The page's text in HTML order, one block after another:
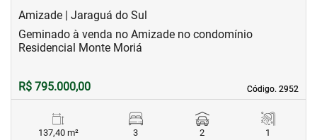
Amizade | Jaraguá do Sul
Código. 2952
Código. 2952
Geminado à venda no Amizade no condomínio
Residencial Monte Moriá
R$ 795.000,00
137,40 m²
3
2
1